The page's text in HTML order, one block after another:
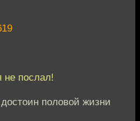
не послал!
половой жизни